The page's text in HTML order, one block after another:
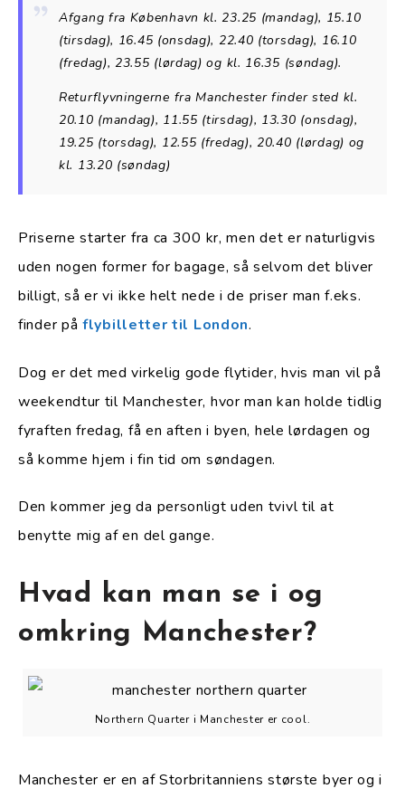
Afgang fra København kl. 23.25 (mandag), 15.10
(tirsdag), 16.45 (onsdag), 22.40 (torsdag), 16.10
(fredag), 23.55 (lørdag) og kl. 16.35 (søndag).
Returflyvningerne fra Manchester finder sted kl.
20.10 (mandag), 11.55 (tirsdag), 13.30 (onsdag),
19.25 (torsdag), 12.55 (fredag), 20.40 (lørdag) og
kl. 13.20 (søndag)
Priserne starter fra ca 300 kr, men det er naturligvis
uden nogen former for bagage, så selvom det bliver
billigt, så er vi ikke helt nede i de priser man f.eks.
finder på flybilletter til London.
Dog er det med virkelig gode flytider, hvis man vil på
weekendtur til Manchester, hvor man kan holde tidlig
fyraften fredag, få en aften i byen, hele lørdagen og
så komme hjem i fin tid om søndagen.
Den kommer jeg da personligt uden tvivl til at
benytte mig af en del gange.
Hvad kan man se i og
omkring Manchester?
Northern Quarter i Manchester er cool.
Manchester er en af Storbritanniens største byer og i